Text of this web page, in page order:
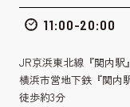
11:00-20:00
JR京浜東北線『関内駅
横浜市営地下鉄『関内
徒歩約3分